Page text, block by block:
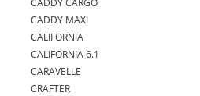
CADDY CARGO
CADDY MAXI
CALIFORNIA
CALIFORNIA 6.1
CARAVELLE
CRAFTER